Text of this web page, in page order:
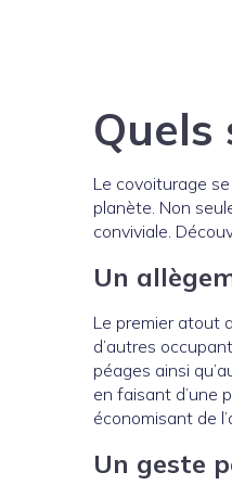
Quels
Le covoiturage
planète. Non
conviviale.
Un
Le premier atout
d’autres
péages ainsi
en faisant d’une
économisant de
Un geste